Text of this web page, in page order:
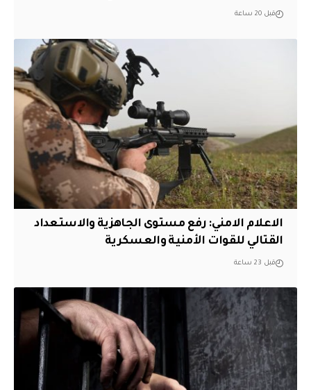
قبل 20 ساعة
الاعلام الامني: رفع مستوى الجاهزية والاستعداد
القتالي للقوات الأمنية والعسكرية
قبل 23 ساعة